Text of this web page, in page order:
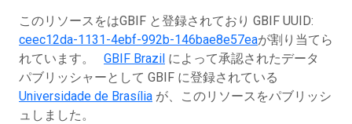
このリソースをはGBIF と登録されており GBIF UUID:
ceec12da-1131-4ebf-992b-146bae8e57eaが割り当てら
れています。 GBIF Brazil によって承認されたデータ
パブリッシャーとして GBIF に登録されている
Universidade de Brasília が、このリソースをパブリッシ
ュしました。